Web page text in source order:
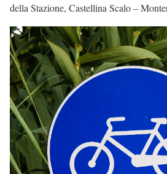
della Stazione, Castellina Scalo –